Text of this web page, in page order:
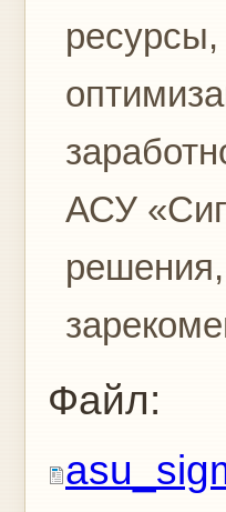
ресурсы,
АСУ
Файл: